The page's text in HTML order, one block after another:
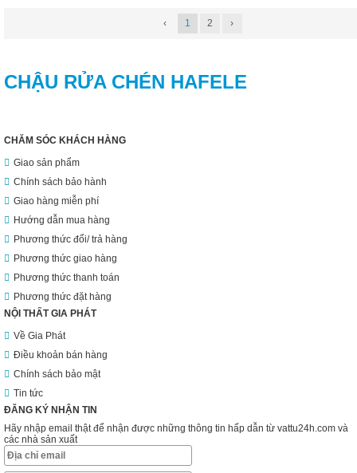
‹ 1 2 ›
CHẬU RỬA CHÉN HAFELE
CHĂM SÓC KHÁCH HÀNG
Giao sản phẩm
Chính sách bảo hành
Giao hàng miễn phí
Hướng dẫn mua hàng
Phương thức đổi/ trả hàng
Phương thức giao hàng
Phương thức thanh toán
Phương thức đặt hàng
NỘI THẤT GIA PHÁT
Về Gia Phát
Điều khoản bán hàng
Chính sách bảo mật
Tin tức
ĐĂNG KÝ NHẬN TIN
Hãy nhập email thật để nhận được những thông tin hấp dẫn từ vattu24h.com và
các nhà sản xuất